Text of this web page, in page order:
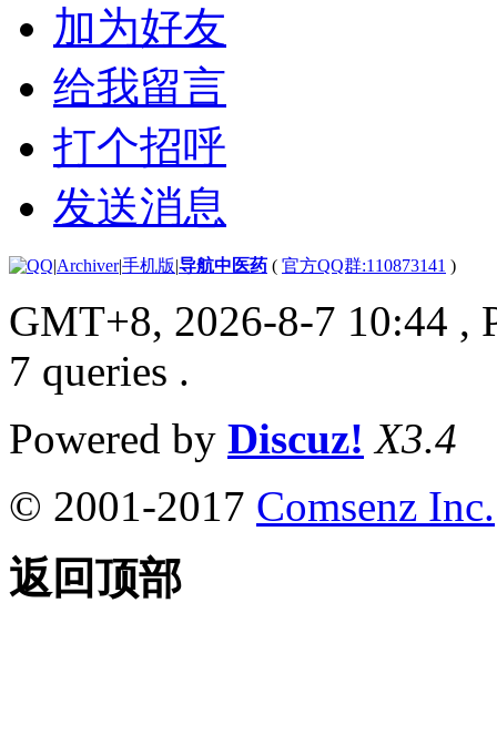
加为好友
给我留言
打个招呼
发送消息
|Archiver|手机版|导航中医药 ( 官方QQ群:110873141 )
GMT+8, 2026-8-7 10:44 ,
7 queries .
Powered by Discuz! X3.4
© 2001-2017 Comsenz Inc.
返回顶部